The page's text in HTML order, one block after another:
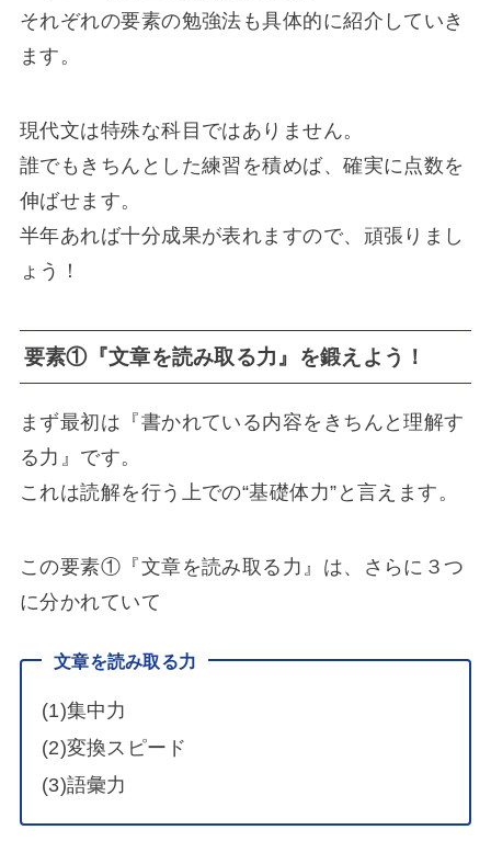
それぞれの要素の勉強法も具体的に紹介していき
ます。
現代文は特殊な科目ではありません。
誰でもきちんとした練習を積めば、確実に点数を
伸ばせます。
半年あれば十分成果が表れますので、頑張りまし
ょう！
要素①『文章を読み取る力』を鍛えよう！
まず最初は『書かれている内容をきちんと理解す
る力』です。
これは読解を行う上での“基礎体力”と言えます。
この要素①『文章を読み取る力』は、さらに３つ
に分かれていて
文章を読み取る力
(1)集中力
(2)変換スピード
(3)語彙力